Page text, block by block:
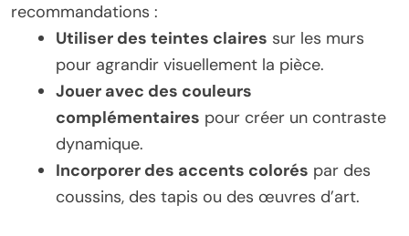
recommandations :
Utiliser des teintes claires sur les murs
pour agrandir visuellement la pièce.
Jouer avec des couleurs
complémentaires pour créer un contraste
dynamique.
Incorporer des accents colorés par des
coussins, des tapis ou des œuvres d’art.